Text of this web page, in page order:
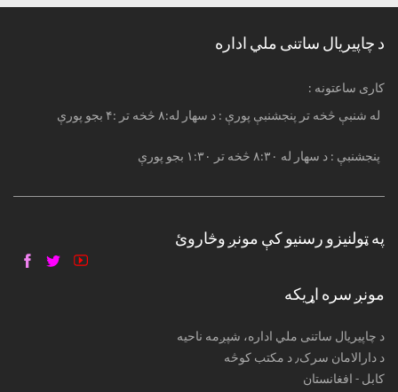
د چاپیریال ساتنی ملي اداره
: کاری ساعتونه
له شنبې څخه تر پنجشنبې پورې : د سهار له:۸ څخه تر :۴ بجو پورې
پنجشنبې : د سهار له ۸:۳۰ څخه تر ۱:۳۰ بجو پورې
په ټولنیزو رسنیو کې مونږ وڅاروئ
مونږ سره اړیکه
د چاپیریال ساتنی ملي اداره، شپږمه ناحیه
د دارالامان سرک٫ د مکتب کوڅه
کابل - افغانستان